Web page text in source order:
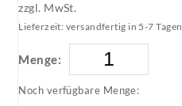
zzgl. MwSt.
Lieferzeit: versandfertig in 5-7 Tagen
Menge:
Noch verfügbare Menge: